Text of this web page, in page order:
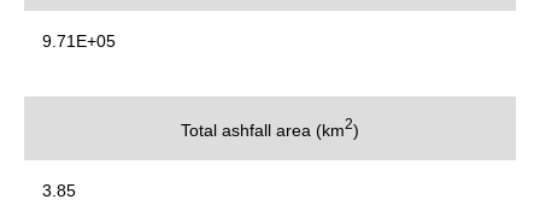
9.71E+05
Total ashfall area (km2)
3.85